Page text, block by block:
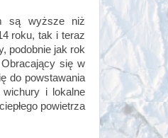
są wyższe niż
roku, tak i teraz
podobnie jak rok
się w
do powstawania
wichury i lokalne
powietrza